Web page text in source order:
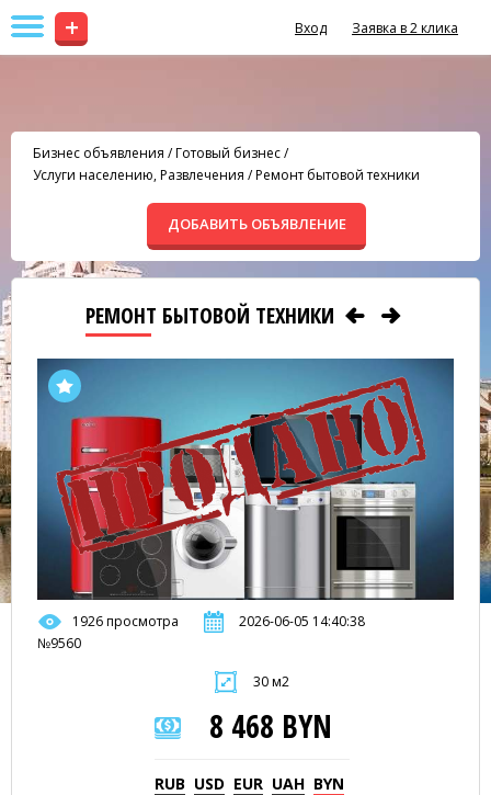
+ Вход Заявка в 2 клика
Бизнес объявления /Готовый бизнес/
Услуги населению, Развлечения /Ремонт бытовой техники
ДОБАВИТЬ ОБЪЯВЛЕНИЕ
РЕМОНТ БЫТОВОЙ ТЕХНИКИ
1926 просмотра
2026-06-05 14:40:38
№9560
30 м2
8 468 BYN
RUB USD EUR UAH BYN